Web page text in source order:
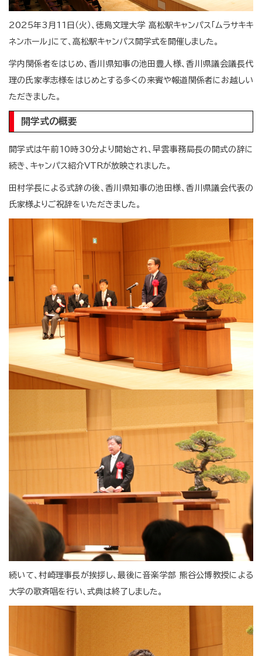
2025年3月11日（火）、徳島文理大学 高松駅キャンパス「ムラサキキ
ネンホール」にて、高松駅キャンパス開学式を開催しました。
学内関係者をはじめ、香川県知事の池田豊人様、香川県議会議長代
理の氏家孝志様をはじめとする多くの来賓や報道関係者にお越しい
ただきました。
開学式の概要
開学式は午前10時30分より開始され、早雲事務局長の開式の辞に
続き、キャンパス紹介VTRが放映されました。
田村学長による式辞の後、香川県知事の池田様、香川県議会代表の
氏家様よりご祝辞をいただきました。
続いて、村崎理事長が挨拶し、最後に音楽学部 熊谷公博教授による
大学の歌斉唱を行い、式典は終了しました。